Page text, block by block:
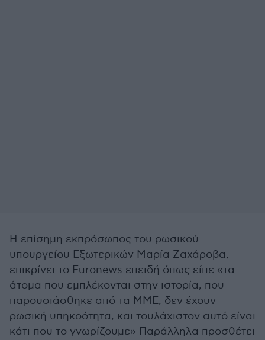
Η επίσημη εκπρόσωπος του ρωσικού
υπουργείου Εξωτερικών Μαρία Ζαχάροβα,
επικρίνει το Euronews επειδή όπως είπε «τα
άτομα που εμπλέκονται στην ιστορία, που
παρουσιάσθηκε από τα ΜΜΕ, δεν έχουν
ρωσική υπηκοότητα, και τουλάχιστον αυτό είναι
κάτι που το γνωρίζουμε» Παράλληλα προσθέτει